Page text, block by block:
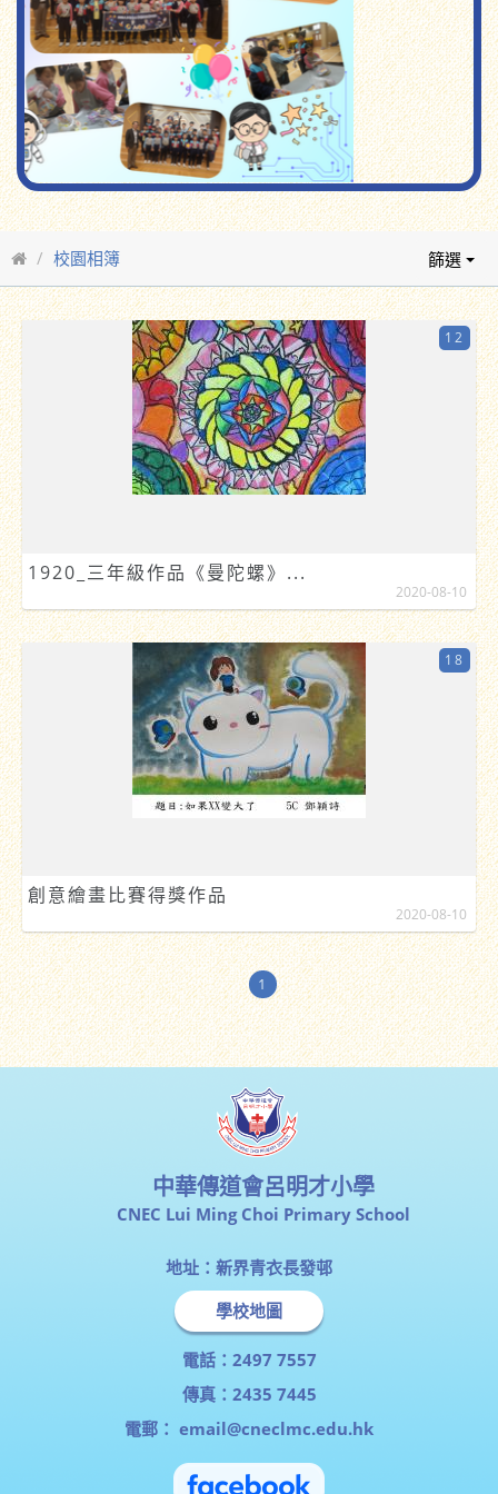
校園相簿 篩選
1920_三年級作品《曼陀螺》...
12
2020-08-10
創意繪畫比賽得獎作品
18
2020-08-10
1
中華傳道會呂明才小學
CNEC Lui Ming Choi Primary School
地址：新界青衣長發邨
學校地圖
電話：2497 7557
傳真：2435 7445
電郵： email@cneclmc.edu.hk